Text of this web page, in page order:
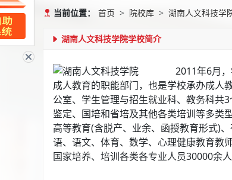
33分钟前，来自张家界的 黎先生 咨询了
湘潭广播
35分钟前，来自郴州的 杨女士 咨询了
2分钟前，来自湘潭的 赵女士 咨询了湖南警察学院
38分钟前，来自娄底的 许女士 咨询了
湖南医药学
5分钟前，来自娄底的 董同学 咨询了湖南开放大学
29分钟前，来自株洲的 梁同学 咨询了南华大学的
23分钟前，来自永州的 廖先生 咨询了南华大学的
当前位置： 首页 院校库 湖南人文科技学
湖南人文科技学院学校简介
2011年6月，
成人教育的职能部门，也是学校承办成人
公室、学生管理与招生就业科、教务科共
鉴定、国培和省培及其他各类培训等多类
高等教育(含脱产、业余、函授教育形式)
语、语文、体育、数学、心理健康教育教
国家培养、培训各类各专业人员30000余人